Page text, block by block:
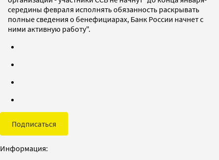
середины февраля исполнять обязанность раскрывать
полные сведения о бенефициарах, Банк России начнет с
ними активную работу".
Подписаться
Информация: